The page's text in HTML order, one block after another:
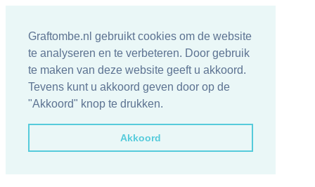
Graftombe.nl gebruikt cookies om de website
te analyseren en te verbeteren. Door gebruik
te maken van deze website geeft u akkoord.
Tevens kunt u akkoord geven door op de
"Akkoord" knop te drukken.
Akkoord